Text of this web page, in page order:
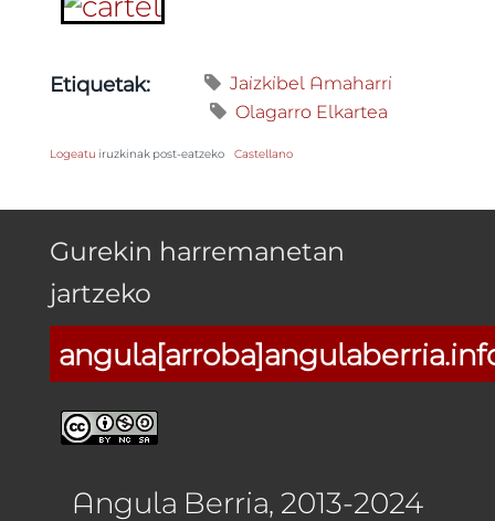
Etiquetak:
Jaizkibel Amaharri
Olagarro Elkartea
Logeatu iruzkinak post-eatzeko Castellano
Gurekin harremanetan
jartzeko
Angula Berria, 2013-2024